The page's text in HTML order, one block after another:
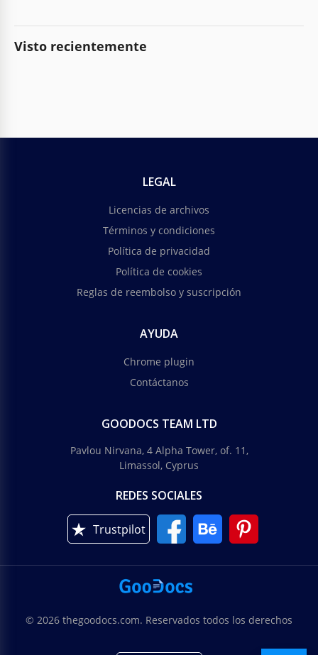
Visto recientemente
LEGAL
Licencias de archivos
Términos y condiciones
Política de privacidad
Política de cookies
Reglas de reembolso y suscripción
AYUDA
Chrome plugin
Contáctanos
GOODOCS TEAM LTD
Pavlou Nirvana, 4 Alpha Tower, of. 11,
Limassol, Cyprus
REDES SOCIALES
Trustpilot
© 2026 thegoodocs.com. Reservados todos los derechos